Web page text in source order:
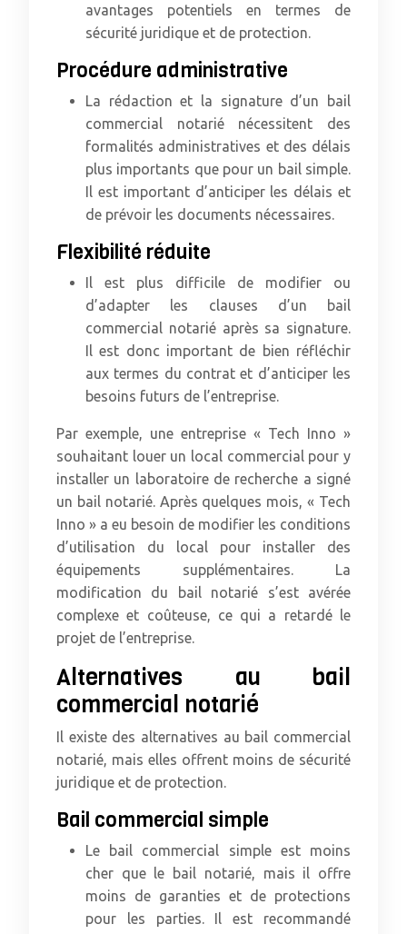
avantages potentiels en termes de
sécurité juridique et de protection.
Procédure administrative
La rédaction et la signature d’un bail
commercial notarié nécessitent des
formalités administratives et des délais
plus importants que pour un bail simple.
Il est important d’anticiper les délais et
de prévoir les documents nécessaires.
Flexibilité réduite
Il est plus difficile de modifier ou
d’adapter les clauses d’un bail
commercial notarié après sa signature.
Il est donc important de bien réfléchir
aux termes du contrat et d’anticiper les
besoins futurs de l’entreprise.
Par exemple, une entreprise « Tech Inno »
souhaitant louer un local commercial pour y
installer un laboratoire de recherche a signé
un bail notarié. Après quelques mois, « Tech
Inno » a eu besoin de modifier les conditions
d’utilisation du local pour installer des
équipements supplémentaires. La
modification du bail notarié s’est avérée
complexe et coûteuse, ce qui a retardé le
projet de l’entreprise.
Alternatives au bail
commercial notarié
Il existe des alternatives au bail commercial
notarié, mais elles offrent moins de sécurité
juridique et de protection.
Bail commercial simple
Le bail commercial simple est moins
cher que le bail notarié, mais il offre
moins de garanties et de protections
pour les parties. Il est recommandé